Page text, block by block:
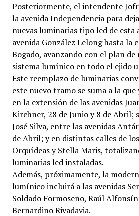
Posteriormente, el intendente
la avenida Independencia para
nuevas luminarias tipo led de esta
avenida González Lelong hasta la
Bogado, avanzando con el plan
sistema lumínico en todo el ejido
Este reemplazo de luminarias
este nuevo tramo se suma a la que
en la extensión de las avenidas
Kirchner, 28 de Junio y 8 de Abril;
José Silva, entre las avenidas
de Abril; y en distintas calles de
Orquídeas y Stella Maris,
luminarias led instaladas.
Además, próximamente, la
lumínico incluirá a las avenidas
Soldado Formoseño, Raúl
Bernardino Rivadavia.